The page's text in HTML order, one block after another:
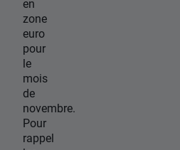
en
zone
euro
pour
le
mois
de
novembre.
Pour
rappel